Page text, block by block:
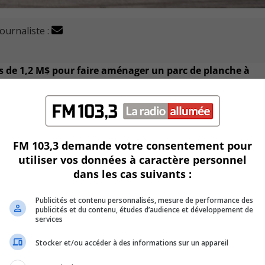
:
1,2 M$ pour faire aménager un parc de planche à
soit Tessier Récréo-parc inc. de Nicolet.
être affecté pour financer le contrat et les frais
du nouveau complexe aquatique de Brossard, dans le
beauté et situé dans un secteur urbain névralgique.
00:00
FM 103,3 demande votre consentement pour
utiliser vos données à caractère personnel
dans les cas suivants :
Publicités et contenu personnalisés, mesure de performance des
publicités et du contenu, études d’audience et développement de
services
Stocker et/ou accéder à des informations sur un appareil